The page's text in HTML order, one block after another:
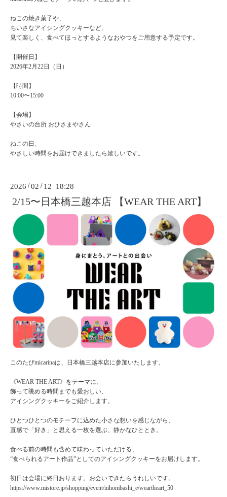
ねこの焼き菓子や、
ちいさなアイシングクッキーなど、
見て楽しく、食べてほっとするようなおやつをご用意する予定です。
【開催日】
2026年2月22日（日）
【時間】
10:00〜15:00
【会場】
やさいの台所 おひさまやさん
ねこの日、
やさしい時間をお届けできましたら嬉しいです。
2026 /02 / 12 18:28
2/15〜日本橋三越本店 【WEAR THE ART】
このたびmicarinaは、日本橋三越本店に参加いたします。
《WEAR THE ART》をテーマに、
飾って眺める時間までも愛おしい、
アイシングクッキーをご紹介します。
ひとつひとつのモチーフに込めた小さな想いを感じながら、
直感で「好き」と思える一枚を選ぶ、静かなひととき。
食べる前の時間も含めて味わっていただける、
“食べられるアート作品”としてのアイシングクッキーをお届けします。
初日は会場に終日おります。お会いできたらうれしいです。
https://www.mistore.jp/shopping/event/nihombashi_e/weartheart_50